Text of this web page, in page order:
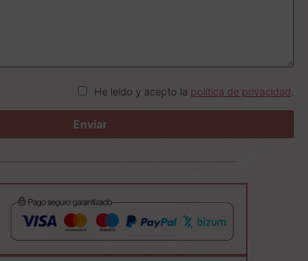
He leído y acepto la política de privacidad